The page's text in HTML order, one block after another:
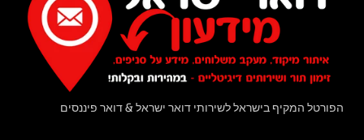
הפורטל המקיף בישראל לשירותי דואר ישראל & דואר פיננסים